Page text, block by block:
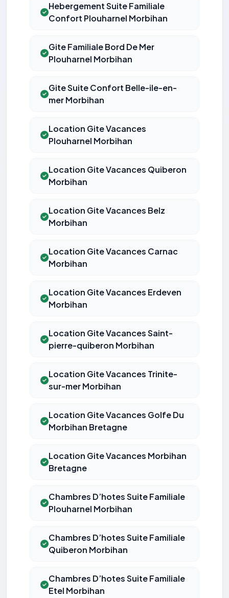
Hebergement Suite Familiale
Confort Plouharnel Morbihan
Gite Familiale Bord De Mer
Plouharnel Morbihan
Gite Suite Confort Belle-ile-en-
mer Morbihan
Location Gite Vacances
Plouharnel Morbihan
Location Gite Vacances Quiberon
Morbihan
Location Gite Vacances Belz
Morbihan
Location Gite Vacances Carnac
Morbihan
Location Gite Vacances Erdeven
Morbihan
Location Gite Vacances Saint-
pierre-quiberon Morbihan
Location Gite Vacances Trinite-
sur-mer Morbihan
Location Gite Vacances Golfe Du
Morbihan Bretagne
Location Gite Vacances Morbihan
Bretagne
Chambres D’hotes Suite Familiale
Plouharnel Morbihan
Chambres D’hotes Suite Familiale
Quiberon Morbihan
Chambres D’hotes Suite Familiale
Etel Morbihan